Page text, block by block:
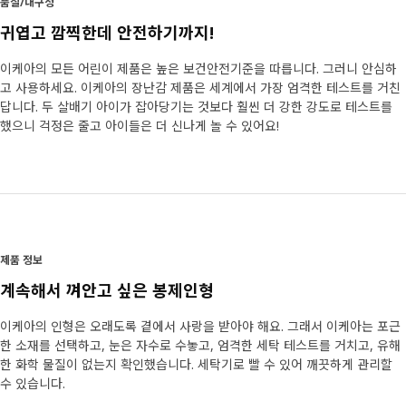
귀엽고 깜찍한데 안전하기까지!
이케아의 모든 어린이 제품은 높은 보건안전기준을 따릅니다. 그러니 안심하
고 사용하세요. 이케아의 장난감 제품은 세계에서 가장 엄격한 테스트를 거친
답니다. 두 살배기 아이가 잡아당기는 것보다 훨씬 더 강한 강도로 테스트를
했으니 걱정은 줄고 아이들은 더 신나게 놀 수 있어요!
제품 정보
계속해서 껴안고 싶은 봉제인형
이케아의 인형은 오래도록 곁에서 사랑을 받아야 해요. 그래서 이케아는 포근
한 소재를 선택하고, 눈은 자수로 수놓고, 엄격한 세탁 테스트를 거치고, 유해
한 화학 물질이 없는지 확인했습니다. 세탁기로 빨 수 있어 깨끗하게 관리할
수 있습니다.